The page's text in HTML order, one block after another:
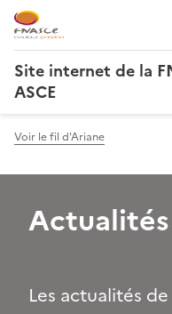
Site internet de la
ASCE
Voir le fil d'Ariane
Actualités
Les actualités de